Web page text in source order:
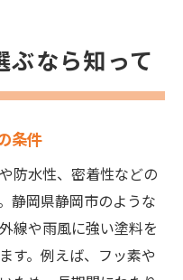
ぶなら知って
条件
防水性、密着性などの
静岡県静岡市のような
線や雨風に強い塗料を
す。例えば、フッ素や